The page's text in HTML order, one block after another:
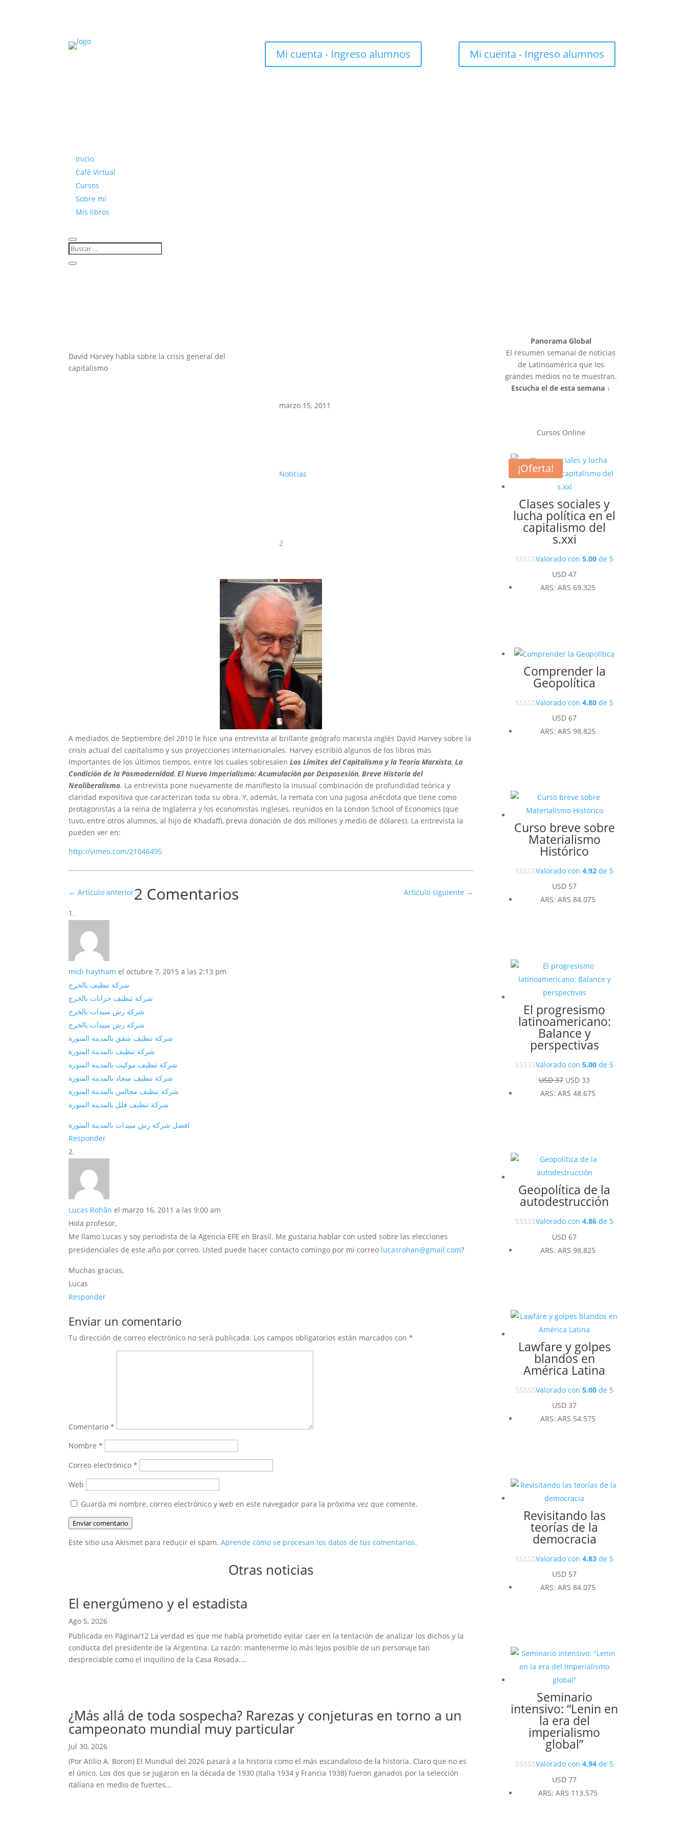
Mi cuenta - Ingreso alumnos Mi cuenta - Ingreso alumnos
Inicio
Café Virtual
Cursos
Sobre mí
Mis libros
David Harvey habla sobre la crisis general del
capitalismo
marzo 15, 2011
Noticias
2
A mediados de Septiembre del 2010 le hice una entrevista al brillante geógrafo marxista inglés David Harvey sobre la
crisis actual del capitalismo y sus proyecciones internacionales. Harvey escribió algunos de los libros más
importantes de los últimos tiempos, entre los cuales sobresalenLos Límites del Capitalismo y la Teoría Marxista,La
Condición de la Posmodernidad,El Nuevo Imperialismo: Acumulación por Desposesión,Breve Historia del
Neoliberalismo. La entrevista pone nuevamente de manifiesto la inusual combinación de profundidad teórica y
claridad expositiva que caracterizan toda su obra. Y, además, la remata con una jugosa anécdota que tiene como
protagonistas a la reina de Inglaterra y los economistas ingleses, reunidos en la London School of Economics (que
tuvo, entre otros alumnos, al hijo de Khadaffi, previa donación de dos millones y medio de dólares). La entrevista la
pueden ver en:
http://vimeo.com/21046495
←Artículo anterior Artículo siguiente →
2 Comentarios
midi haytham el octubre 7, 2015 a las 2:13 pm
شركة تنظيف بالخرج
شركة تنظيف خزانات بالخرج
شركة رش مبيدات بالخرج
شركة رش مبيدات بالخرج
شركة تنظيف شقق بالمدينة المنورة
شركة تنظيف بالمدينة المنورة
شركة تنظيف موكيت بالمدينة المنورة
شركة تنظيف سجاد بالمدينة المنورة
شركة تنظيف مجالس بالمدينة المنورة
شركة تنظيف فلل بالمدينة المنورة
افضل شركة رش مبيدات بالمدينة المنورة
Responder
Lucas Rohãn el marzo 16, 2011 a las 9:00 am
Hola profesor,
Me llamo Lucas y soy periodista de la Agencia EFE en Brasil. Me gustaria hablar con usted sobre las elecciones
presidenciales de este año por correo. Usted puede hacer contacto comingo por mi correo lucasrohan@gmail.com?
Muchas gracias,
Lucas
Responder
Enviar un comentario
Tu dirección de correo electrónico no será publicada. Los campos obligatorios están marcados con*
Comentario*
Nombre*
Correo electrónico*
Web
Guarda mi nombre, correo electrónico y web en este navegador para la próxima vez que comente.
Enviar comentario
Este sitio usa Akismet para reducir el spam.Aprende cómo se procesan los datos de tus comentarios.
Otras noticias
El energúmeno y el estadista
Ago 5, 2026
Publicada en Página/12 La verdad es que me había prometido evitar caer en la tentación de analizar los dichos y la
conducta del presidente de la Argentina. La razón: mantenerme lo más lejos posible de un personaje tan
despreciable como el inquilino de la Casa Rosada....
¿Más allá de toda sospecha? Rarezas y conjeturas en torno a un
campeonato mundial muy particular
Jul 30, 2026
(Por Atilio A. Boron) El Mundial del 2026 pasará a la historia como el más escandaloso de la historia. Claro que no es
el único. Los dos que se jugaron en la década de 1930 (Italia 1934 y Francia 1938) fueron ganados por la selección
italiana en medio de fuertes...
Panorama Global
El resumen semanal de noticias
de Latinoamérica que los
grandes medios no te muestran.
Escucha el de esta semana ↓
Cursos Online
Clases sociales y
lucha política en el
capitalismo del
s.xxi
Valorado con5.00 de 5
USD 47
ARS:ARS 69.325
Comprender la
Geopolítica
Valorado con4.80 de 5
USD 67
ARS:ARS 98.825
Curso breve sobre
Materialismo
Histórico
Valorado con4.92 de 5
USD 57
ARS:ARS 84.075
¡Oferta!
El progresismo
latinoamericano:
Balance y
perspectivas
Valorado con5.00 de 5
USD37 El
precio
USD 33
precio
ARS:ARS 48.675
Geopolítica de la
autodestrucción
Valorado con4.86 de 5
USD 67
ARS:ARS 98.825
Lawfare y golpes
blandos en
América Latina
Valorado con5.00 de 5
USD 37
ARS:ARS 54.575
Revisitando las
teorías de la
democracia
Valorado con4.83 de 5
USD 57
ARS:ARS 84.075
Seminario
intensivo: “Lenin en
la era del
imperialismo
global”
Valorado con4.94 de 5
USD 77
ARS:ARS 113.575